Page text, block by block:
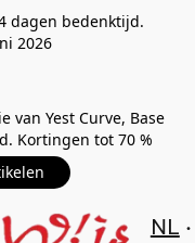
dagen bedenktijd.
2026
van Yest Curve, Base
Kortingen tot 70 %
NL